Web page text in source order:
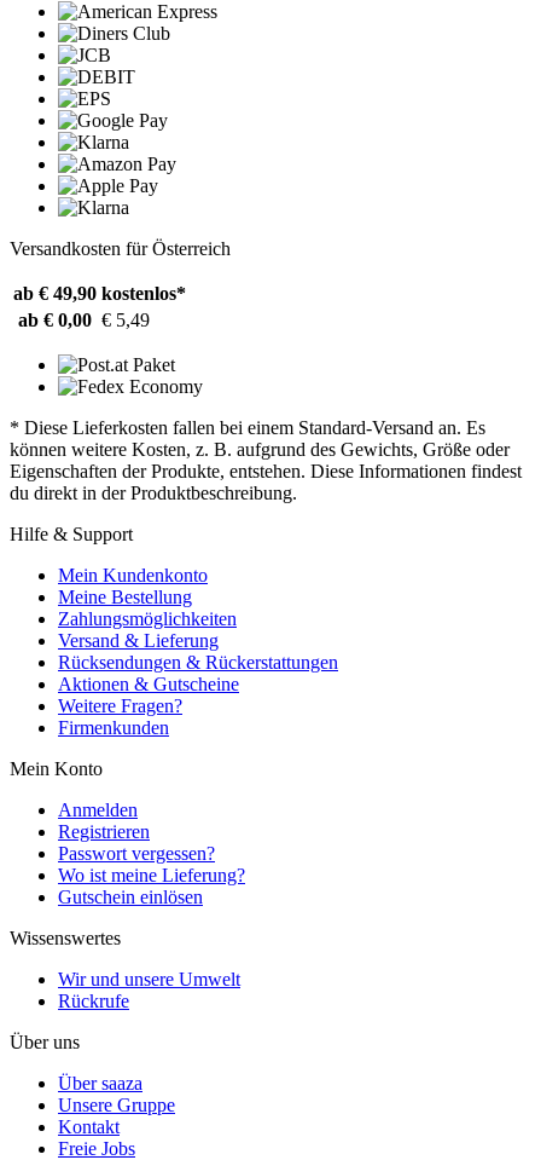
Versandkosten für Österreich
ab € 49,90 kostenlos*
ab € 0,00 € 5,49
* Diese Lieferkosten fallen bei einem Standard-Versand an. Es
können weitere Kosten, z. B. aufgrund des Gewichts, Größe oder
Eigenschaften der Produkte, entstehen. Diese Informationen findest
du direkt in der Produktbeschreibung.
Hilfe & Support
Mein Kundenkonto
Meine Bestellung
Zahlungsmöglichkeiten
Versand & Lieferung
Rücksendungen & Rückerstattungen
Aktionen & Gutscheine
Weitere Fragen?
Firmenkunden
Mein Konto
Anmelden
Registrieren
Passwort vergessen?
Wo ist meine Lieferung?
Gutschein einlösen
Wissenswertes
Wir und unsere Umwelt
Rückrufe
Über uns
Über saaza
Unsere Gruppe
Kontakt
Freie Jobs